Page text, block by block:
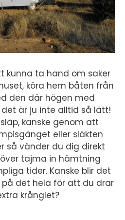
kunna ta hand om saker
köra hem båten från
den där högen med
det är ju inte alltid så lätt!
kanske genom att
eller släkten
så vänder du dig direkt
tajma in hämtning
tider. Kanske blir det
det hela för att du drar
krånglet?